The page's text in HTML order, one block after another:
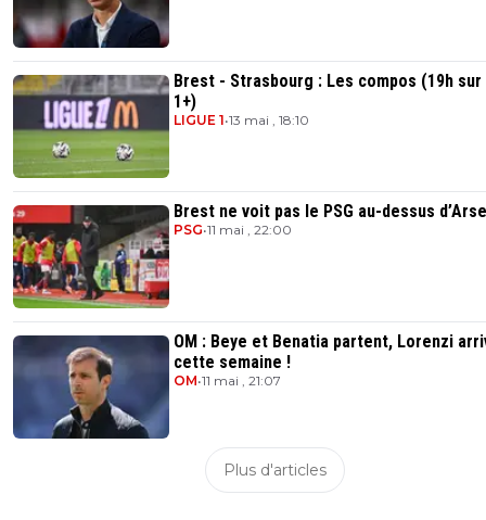
Brest - Strasbourg : Les compos (19h sur
1+)
LIGUE 1•13 mai , 18:10
Brest ne voit pas le PSG au-dessus
PSG•11 mai , 22:00
OM : Beye et Benatia partent, Lorenzi
cette semaine !
OM•11 mai , 21:07
Plus d'articles